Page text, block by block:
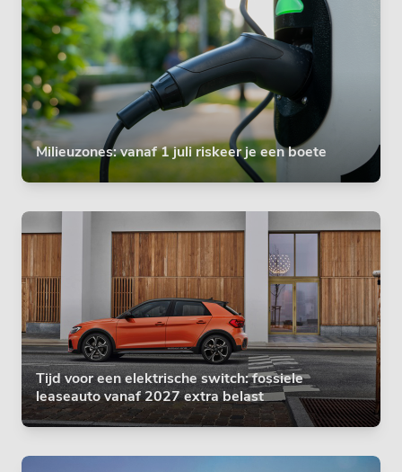
Milieuzones: vanaf 1 juli riskeer je een boete
Tijd voor een elektrische switch: fossiele
leaseauto vanaf 2027 extra belast